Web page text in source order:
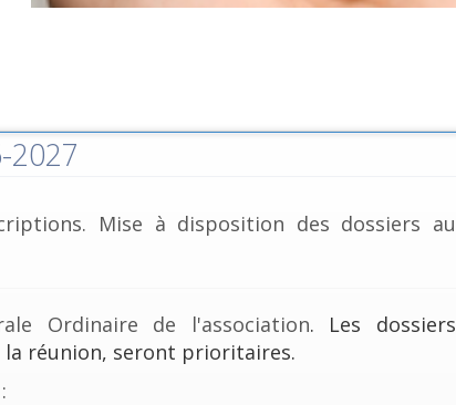
2027
Mise à disposition des dossiers au
Ordinaire de l'association. Les dossiers
la réunion, seront prioritaires.